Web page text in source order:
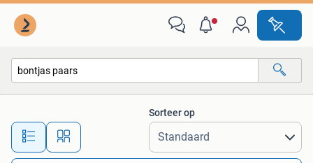
Alle afstanden…
Sorteer op